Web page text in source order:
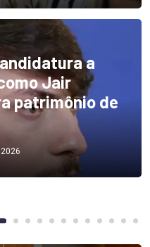
a
Jair
patrimônio de